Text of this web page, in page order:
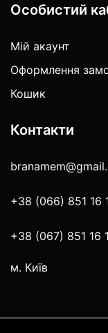
Особистий
Мій акаунт
Оформлення
Кошик
Контакти
+38 (066) 851 16
+38 (067) 851 16
м. Київ